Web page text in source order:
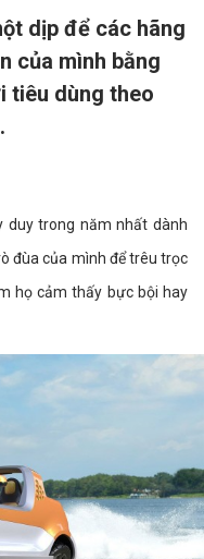
dịp để các hãng
của mình bằng
tiêu dùng theo
duy trong năm nhất dành
đùa của mình để trêu trọc
họ cảm thấy bực bội hay